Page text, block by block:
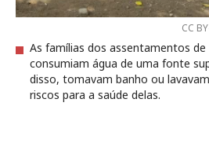
CC
As famílias dos assentamentos de
consumiam água de uma fonte
disso, tomavam banho ou
riscos para a saúde delas.